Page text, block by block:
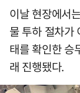
이날 현장에서
물 투하 절차가
태를 확인한 승
래 진행됐다.